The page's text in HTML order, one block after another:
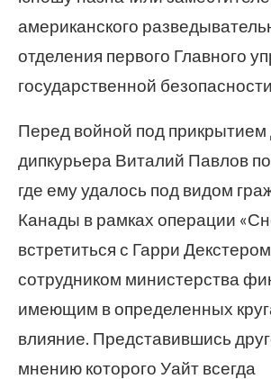
американского
отделения первого Главного
государственной
Перед войной под прикрытием
дипкурьера Виталий Павлов
где ему удалось под видом
Канады в рамках операции
встретиться с Гарри
сотрудником министерства
имеющим в определенных
влияние. Представившись
мнению которого Уайт всегда